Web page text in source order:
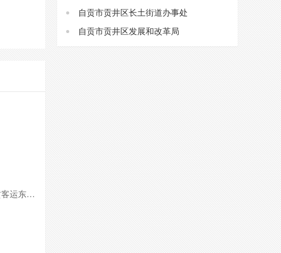
地址：四川省自贡市大安区大山铺镇北环路一段21号自贡客运东站5楼
自贡市贡井区长土街道办事处
自贡市贡井区发展和改革局